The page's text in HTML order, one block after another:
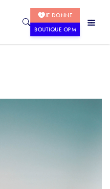
JE DONNE
BOUTIQUE OPM